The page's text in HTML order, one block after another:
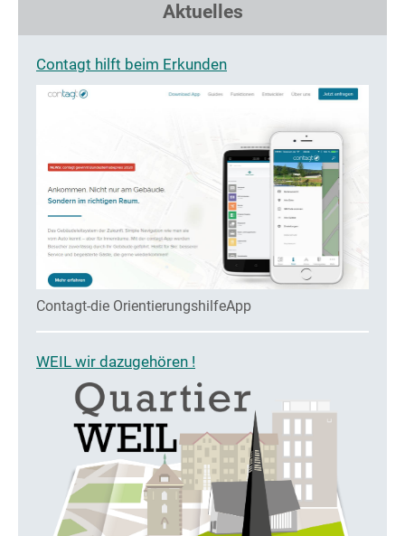
Aktuelles
Contagt hilft beim Erkunden
Contagt-die OrientierungshilfeApp
WEIL wir dazugehören !